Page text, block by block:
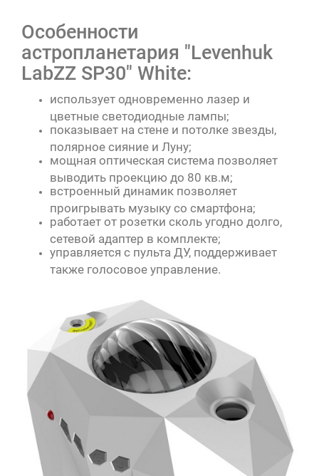
Особенности
астропланетария "Levenhuk
LabZZ SP30" White:
использует одновременно лазер и
цветные светодиодные лампы;
показывает на стене и потолке звезды,
полярное сияние и Луну;
мощная оптическая система позволяет
выводить проекцию до 80 кв.м;
встроенный динамик позволяет
проигрывать музыку со смартфона;
работает от розетки сколь угодно долго,
сетевой адаптер в комплекте;
управляется с пульта ДУ, поддерживает
также голосовое управление.